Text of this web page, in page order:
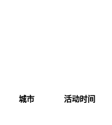
城市
活动时间